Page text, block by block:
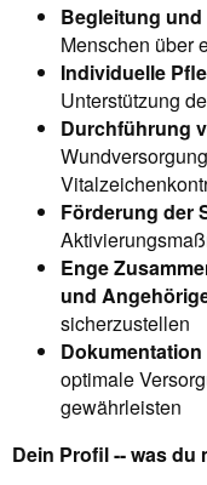
Begleitung
Menschen über
Individuelle
Unterstützung
Durchführung
Förderung der
Enge
und
sicherzustellen
optimale
gewährleisten
Dein Profil -- was